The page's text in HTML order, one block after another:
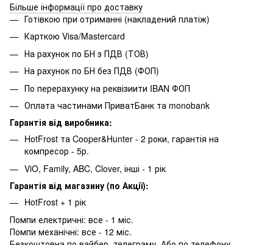
Більше інформації про доставку
Готівкою при отриманні (накладений платіж)
Карткою Visa/Mastercard
На рахунок по БН з ПДВ (ТОВ)
На рахунок по БН без ПДВ (ФОП)
По перерахунку на реквізиити IBAN ФОП
Оплата частинами ПриватБанк та monobank
Гарантія від виробника:
HotFrost та Cooper&Hunter - 2 роки, гарантія на
компресор - 5р.
ViO, Family, ABC, Clover, інші - 1 рік
Гарантія від магазину (по Акції):
HotFrost + 1 рік
Помпи електричні: все - 1 міс.
Помпи механічні: все - 12 міс.